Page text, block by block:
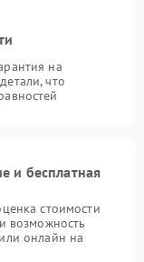
на
что
и бесплатная
стоимости
возможность
онлайн на